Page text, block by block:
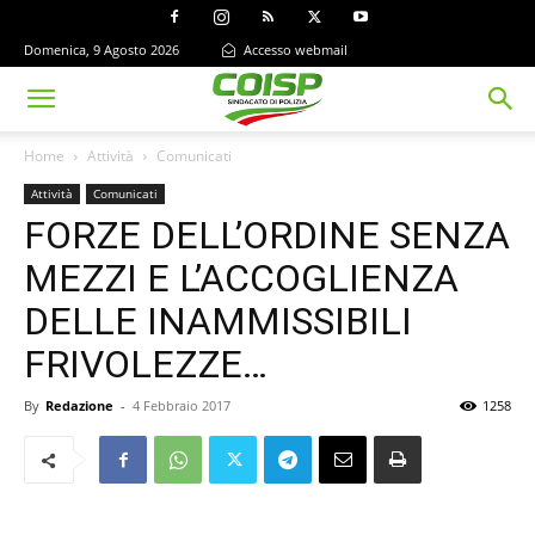
Domenica, 9 Agosto 2026 Accesso webmail
Home Attività Comunicati
Attività Comunicati
FORZE DELL’ORDINE SENZA
MEZZI E L’ACCOGLIENZA
DELLE INAMMISSIBILI
FRIVOLEZZE…
By Redazione - 4 Febbraio 2017 1258